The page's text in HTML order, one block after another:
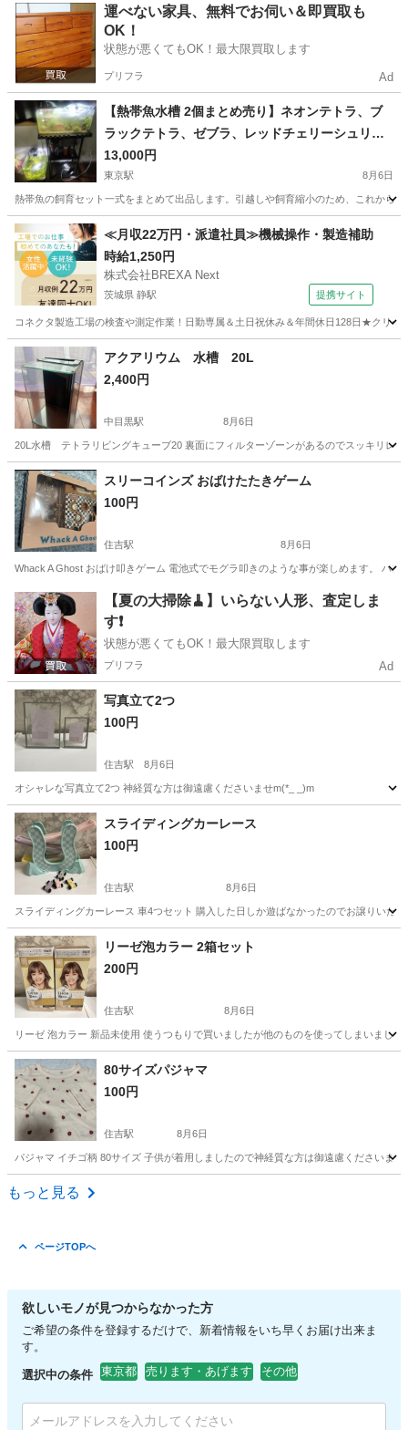
東京 練馬区 平和台駅 その他 無料
運べない家具、無料でお伺い＆即買取も
OK！
状態が悪くてもOK！最大限買取します
プリフラ Ad
【熱帯魚水槽 2個まとめ売り】ネオンテトラ、ブ
ラックテトラ、ゼブラ、レッドチェリーシュリン
プ、フィルター、ヒーター、ライト等一式
13,000円
東京駅 8月6日
熱帯魚の飼育セット一式をまとめて出品します。引越しや飼育縮小のため、これから
東京 板橋区 東京駅 その他 レッドチェリーシュリンプ
≪月収22万円・派遣社員≫機械操作・製造補助
時給1,250円
株式会社BREXA Next
茨城県 静駅 提携サイト
コネクタ製造工場の検査や測定作業！日勤専属＆土日祝休み＆年間休日128日★クリ
茨城 常陸大宮市 静駅 その他
アクアリウム 水槽 20L
2,400円
中目黒駅 8月6日
20L水槽 テトラリビングキューブ20 裏面にフィルターゾーンがあるのでスッキリレ
東京 目黒区 中目黒駅 その他 水槽
スリーコインズ おばけたたきゲーム
100円
住吉駅 8月6日
Whack A Ghost おばけ叩きゲーム 電池式でモグラ叩きのような事が楽しめます。 ハ
東京 江東区 住吉駅 その他 スリーコインズ
【夏の大掃除🧹】いらない人形、査定しま
す❗️
状態が悪くてもOK！最大限買取します
プリフラ Ad
写真立て2つ
100円
住吉駅 8月6日
オシャレな写真立て2つ 神経質な方は御遠慮くださいませm(*_ _)m
東京 江東区 住吉駅 その他
スライディングカーレース
100円
住吉駅 8月6日
スライディングカーレース 車4つセット 購入した日しか遊ばなかったのでお譲りいた
東京 江東区 住吉駅 その他
リーゼ泡カラー 2箱セット
200円
住吉駅 8月6日
リーゼ 泡カラー 新品未使用 使うつもりで買いましたが他のものを使ってしまいまし
東京 江東区 住吉駅 その他
80サイズパジャマ
100円
住吉駅 8月6日
パジャマ イチゴ柄 80サイズ 子供が着用しましたので神経質な方は御遠慮くださいませ
東京 江東区
もっと見る
ページTOPへ
欲しいモノが見つからなかった方
ご希望の条件を登録するだけで、新着情報をいち早くお届け出来ま
す。
選択中の条件 東京都 売ります・あげます その他